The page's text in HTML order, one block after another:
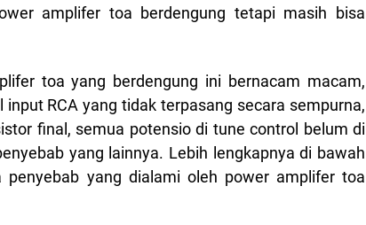
amplifer toa berdengung tetapi masih bisa
toa yang berdengung ini bernacam macam,
RCA yang tidak terpasang secara sempurna,
final, semua potensio di tune control belum di
yang lainnya. Lebih lengkapnya di bawah
penyebab yang dialami oleh power amplifer toa